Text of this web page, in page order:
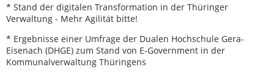
* Stand der digitalen Transformation in der Thüringer
Verwaltung - Mehr Agilität bitte!
* Ergebnisse einer Umfrage der Dualen Hochschule Gera-
Eisenach (DHGE) zum Stand von E-Government in der
Kommunalverwaltung Thüringens